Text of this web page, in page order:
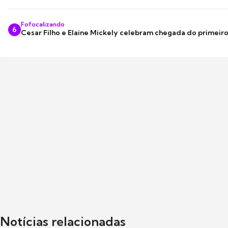
6
Fofocalizando
Cesar Filho e Elaine Mickely celebram chegada do
Notícias relacionadas